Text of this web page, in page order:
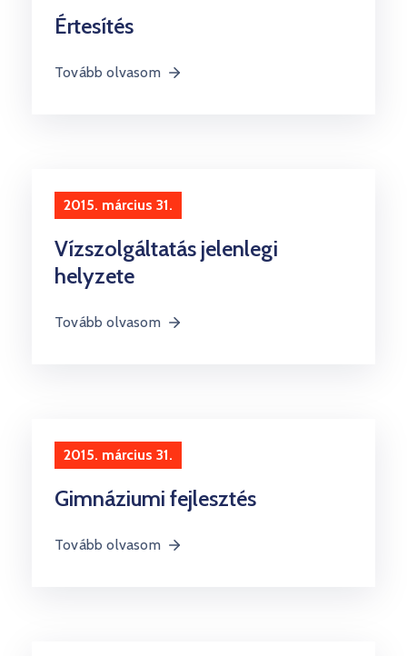
Értesítés
Tovább olvasom
2015. március 31.
Vízszolgáltatás jelenlegi
helyzete
Tovább olvasom
2015. március 31.
Gimnáziumi fejlesztés
Tovább olvasom